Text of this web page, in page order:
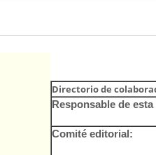
de Enseñanza para Extranjeros CU
Directorio de
Responsable de
Comité editorial: